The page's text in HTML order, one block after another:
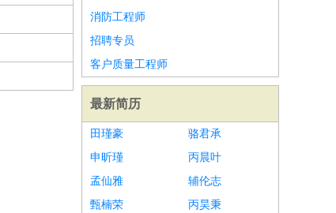
消防工程师
招聘专员
客户质量工程师
最新简历
田瑾豪
骆君承
申昕瑾
丙晨叶
孟仙雅
辅伦志
甄楠荣
丙昊秉